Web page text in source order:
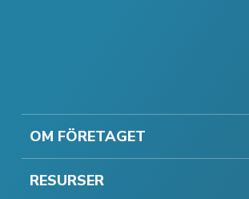
OM FÖRETAGET
RESURSER